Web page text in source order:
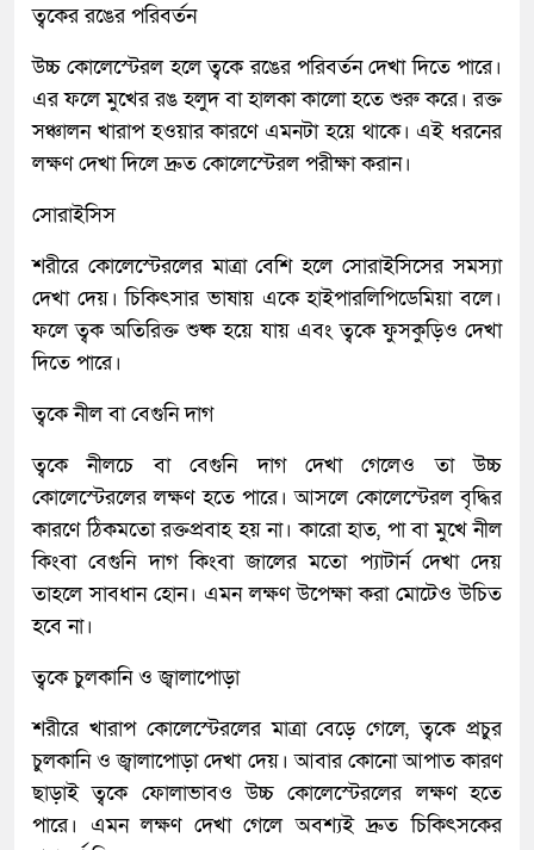
ত্বকের রঙের পরিবর্তন
উচ্চ কোলেস্টেরল হলে ত্বকে রঙের পরিবর্তন দেখা দিতে পারে।
এর ফলে মুখের রঙ হলুদ বা হালকা কালো হতে শুরু করে। রক্ত
সঞ্চালন খারাপ হওয়ার কারণে এমনটা হয়ে থাকে। এই ধরনের
লক্ষণ দেখা দিলে দ্রুত কোলেস্টেরল পরীক্ষা করান।
সোরাইসিস
শরীরে কোলেস্টেরলের মাত্রা বেশি হলে সোরাইসিসের সমস্যা
দেখা দেয়। চিকিৎসার ভাষায় একে হাইপারলিপিডেমিয়া বলে।
ফলে ত্বক অতিরিক্ত শুষ্ক হয়ে যায় এবং ত্বকে ফুসকুড়িও দেখা
দিতে পারে।
ত্বকে নীল বা বেগুনি দাগ
ত্বকে নীলচে বা বেগুনি দাগ দেখা গেলেও তা উচ্চ
কোলেস্টেরলের লক্ষণ হতে পারে। আসলে কোলেস্টেরল বৃদ্ধির
কারণে ঠিকমতো রক্তপ্রবাহ হয় না। কারো হাত, পা বা মুখে নীল
কিংবা বেগুনি দাগ কিংবা জালের মতো প্যাটার্ন দেখা দেয়
তাহলে সাবধান হোন। এমন লক্ষণ উপেক্ষা করা মোটেও উচিত
হবে না।
ত্বকে চুলকানি ও জ্বালাপোড়া
শরীরে খারাপ কোলেস্টেরলের মাত্রা বেড়ে গেলে, ত্বকে প্রচুর
চুলকানি ও জ্বালাপোড়া দেখা দেয়। আবার কোনো আপাত কারণ
ছাড়াই ত্বকে ফোলাভাবও উচ্চ কোলেস্টেরলের লক্ষণ হতে
পারে। এমন লক্ষণ দেখা গেলে অবশ্যই দ্রুত চিকিৎসকের